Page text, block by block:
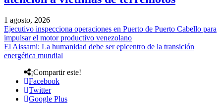
1 agosto, 2026
Ejecutivo inspecciona operaciones en Puerto de Puerto Cabello para
impulsar el motor productivo venezolano
El Aissami: La humanidad debe ser epicentro de la transición
energética mundial
¡Compartir este!
Facebook
Twitter
Google Plus